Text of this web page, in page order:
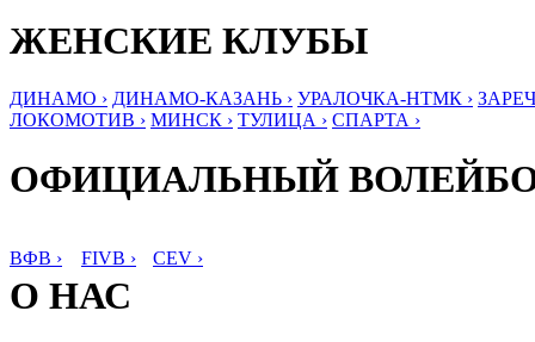
ЖЕНСКИЕ КЛУБЫ
ДИНАМО › ДИНАМО-КАЗАНЬ › УРАЛОЧКА-НТМК ›
ЛОКОМОТИВ › МИНСК › ТУЛИЦА › СПАРТА ›
ОФИЦИАЛЬНЫЙ
ВФВ › FIVB › CEV ›
О НАС